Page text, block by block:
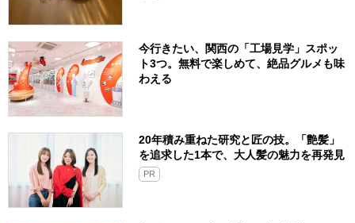
今行きたい、関西の「工場見学」スポッ
ト3つ。無料で楽しめて、絶品グルメも味
わえる
20年積み重ねた研究と匠の技。「艶髪」
を追求した1本で、大人髪の魅力を再発見
PR